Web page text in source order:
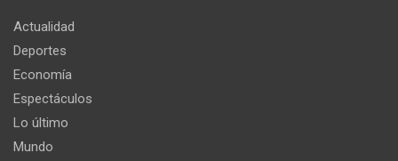
Actualidad
Deportes
Economía
Espectáculos
Lo último
Mundo